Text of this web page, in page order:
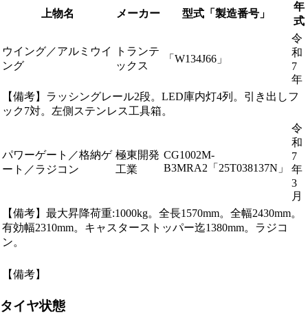
上物名
メーカー 型式「製造番号」
年
式
ウイング／アルミウイ
ング
トランテ
ックス
「W134J66」
令
和
7
年
【備考】ラッシングレール2段。LED庫内灯4列。引き出しフ
ック7対。左側ステンレス工具箱。
パワーゲート／格納ゲ
ート／ラジコン
極東開発
工業
CG1002M-
B3MRA2「25T038137N」
令
和
7
年
3
月
【備考】最大昇降荷重:1000kg。全長1570mm。全幅2430mm。
有効幅2310mm。キャスターストッパー迄1380mm。ラジコ
ン。
【備考】
タイヤ状態